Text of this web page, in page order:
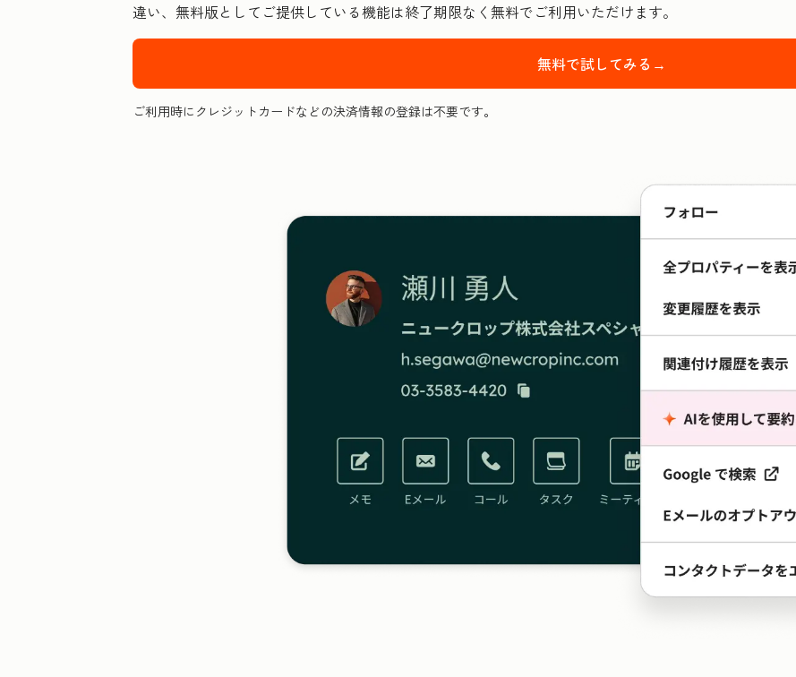
違い、無料版としてご提供している機能は終了期限なく無料でご利用いただけます。
無料で試してみる→
ご利用時にクレジットカードなどの決済情報の登録は不要です。